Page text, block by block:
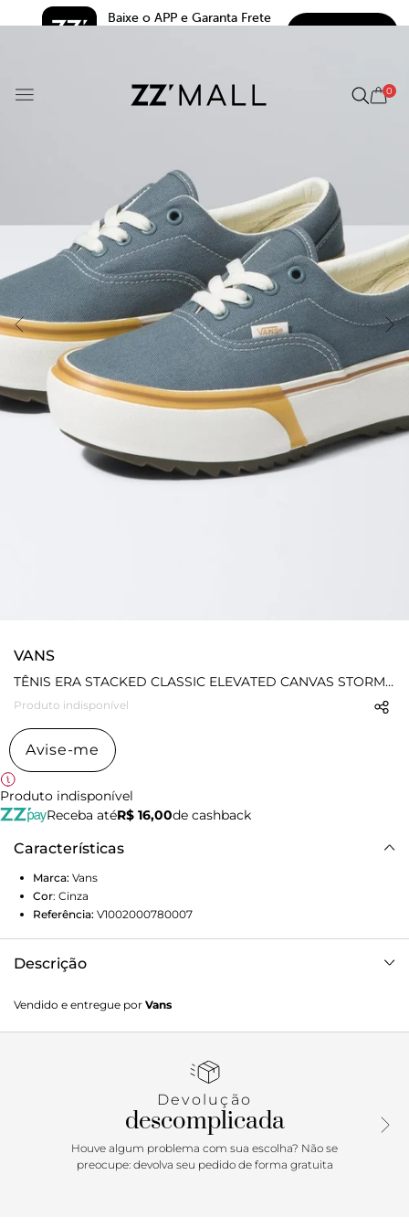
Baixe o APP e Garanta Frete
0
VANS
TÊNIS ERA STACKED CLASSIC ELEVATED CANVAS STORMY WEATHER
Produto indisponível
Avise-me
Produto indisponível
Receba atéR$ 16,00de cashback
Características
Marca: Vans
Cor: Cinza
Referência: V1002000780007
Descrição
a um nível totalmente novo. Literalmente. Destacando
características oversized e camadas inesperadas, como
foxing translúcida, este tênis plataforma elevado atualiza
Vans. Ele também inclui cabedais discretos de lona,
colarinhos acolchoados firmes e ilhós de metal. •O lendário
tênis com cadarço da Vans atualizado com características
oversized •Amortecedores de plataforma •Solas exageradas
Vendido e entregue por Vans
Devolução
descomplicada
Houve algum problema com sua escolha? Não se
preocupe: devolva seu pedido de forma gratuita